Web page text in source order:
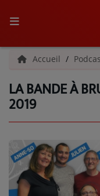
ACCUEIL
RADIO
L'ÉQUIPE
GRILLE DES
C'ÉTAIT QUOI CE TITRE ?
Accueil
LA BANDE À
2019